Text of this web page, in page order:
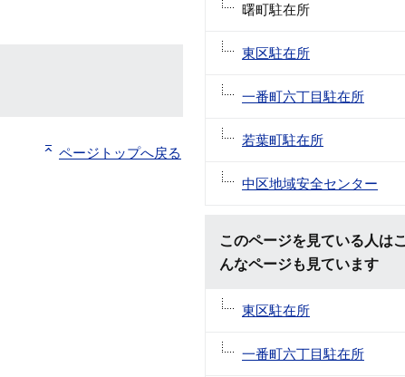
ページトップへ戻る
曙町駐在所
東区駐在所
一番町六丁目駐在所
若葉町駐在所
中区地域安全センター
このページを見ている人はこ
んなページも見ています
東区駐在所
一番町六丁目駐在所